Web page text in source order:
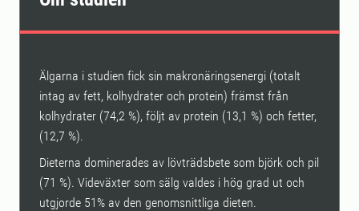
Älgarna i studien fick sin makronäringsenergi (totalt
intag av fett, kolhydrater och protein) främst från
kolhydrater (74,2 %), följt av protein (13,1 %) och fetter,
(12,7 %).
Dieterna dominerades av lövträdsbete som björk och pil
(71 %). Videväxter som sälg valdes i hög grad ut och
utgjorde 51% av den genomsnittliga dieten.